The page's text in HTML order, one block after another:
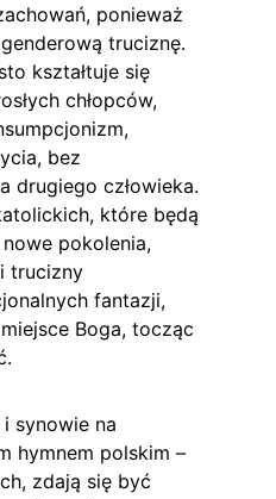
ponieważ
truciznę.
kształtuje się
chłopców,
bez
drugiego człowieka.
które będą
pokolenia,
trucizny
fantazji,
Boga, tocząc
synowie na
hymnem polskim –
zdają się być